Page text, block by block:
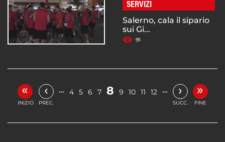
SERVIZI
Salerno, cala il sipario
sui Gi...
91
«
INIZIO
‹
PREC.
… 4 5 6 7 8 9 10 11 12 … ›
SUCC.
»
FINE